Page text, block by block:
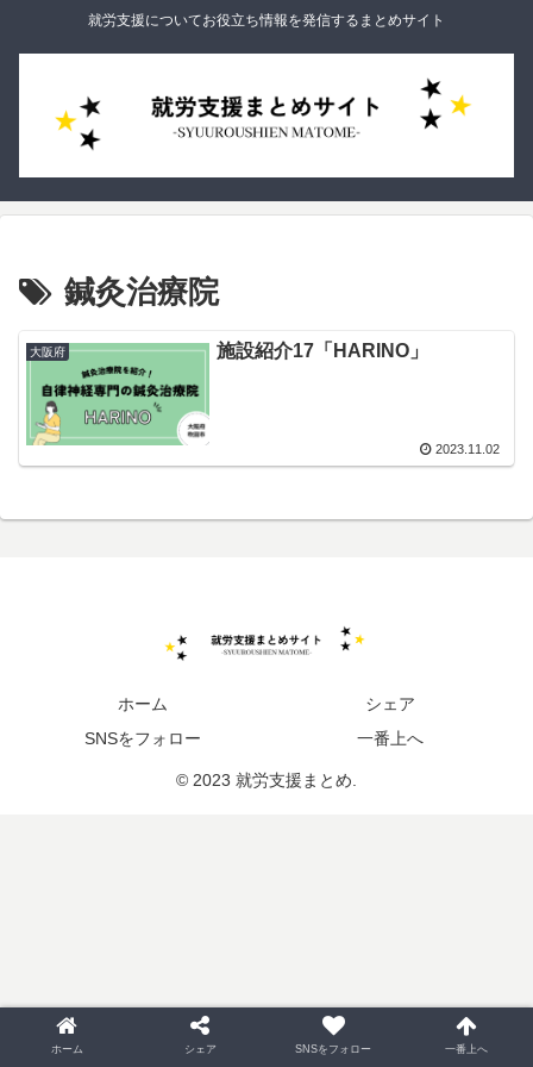
就労支援についてお役立ち情報を発信するまとめサイト
鍼灸治療院
大阪府 施設紹介17「HARINO」
2023.11.02
ホーム
シェア
SNSをフォロー
一番上へ
© 2023 就労支援まとめ.
ホーム シェア SNSをフォロー 一番上へ